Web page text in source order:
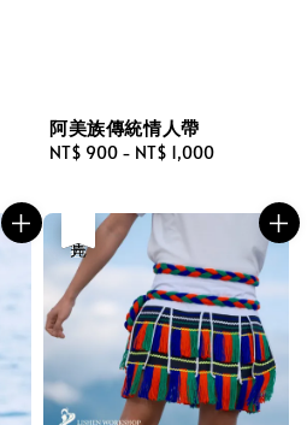
阿美族傳統情人帶
Regular
NT$ 900 - NT$ 1,000